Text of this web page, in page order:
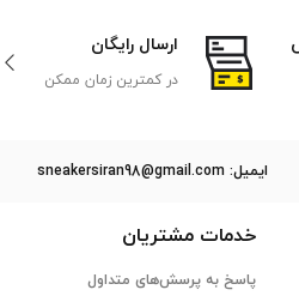
ارسال رایگان
در کمترین زمان ممکن
ایمیل: sneakersiran98@gmail.com
خدمات مشتریان
پاسخ به پرسش‌های متداول